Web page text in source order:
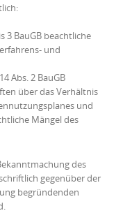
3 BauGB beachtliche
und
Abs. 2 BauGB
über das Verhältnis
und
Mängel des
des
gegenüber der
begründenden